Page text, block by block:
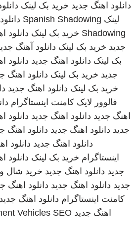
دانلود اهنگ جدید خرید بک لینک
لینک Spanish Shadowing
Shadowing خرید بک لینک دانلود
جدید خرید بک لینک دانلود آهنگ
بک لینک دانلود اهنگ جدید دانلود
جدید خرید بک لینک دانلود اهنگ
خرید بک لینک دانلود اهنگ جدید
فالوور لایک کامنت اینستاگرام
اهنگ جدید دانلود اهنگ جدید دانلود
جدید دانلود اهنگ جدید دانلود اهنگ
دانلود اهنگ جدید دانلود
اینستاگرام خرید بک لینک دانلود
جدید دانلود اهنگ جدید خرید شال
جدید دانلود اهنگ جدید دانلود اهنگ
کامنت اینستاگرام دانلود اهنگ جدید
اهنگ جدید
Vehicles SEO